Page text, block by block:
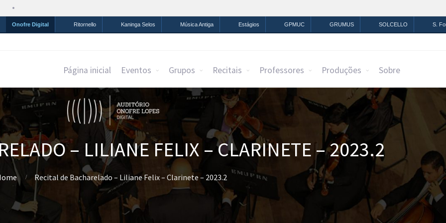
Simplifique!
Comunica BR Participe Acesso à informação Legislação Canais
Onofre Digital Ritornello Kaninga Selos Música Antiga Estágios GPMUC GRUMUS SOLCELLO S.
Página inicial Eventos Grupos Recitais Professores Produções Sobre
– LILIANE FELIX – CLARINETE – 2023.2
Recital de Bacharelado – Liliane Felix – Clarinete – 2023.2